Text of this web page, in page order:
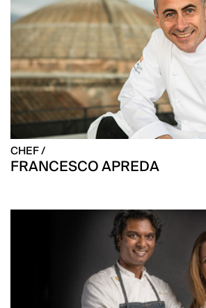
CHEF /
FRANCESCO APREDA